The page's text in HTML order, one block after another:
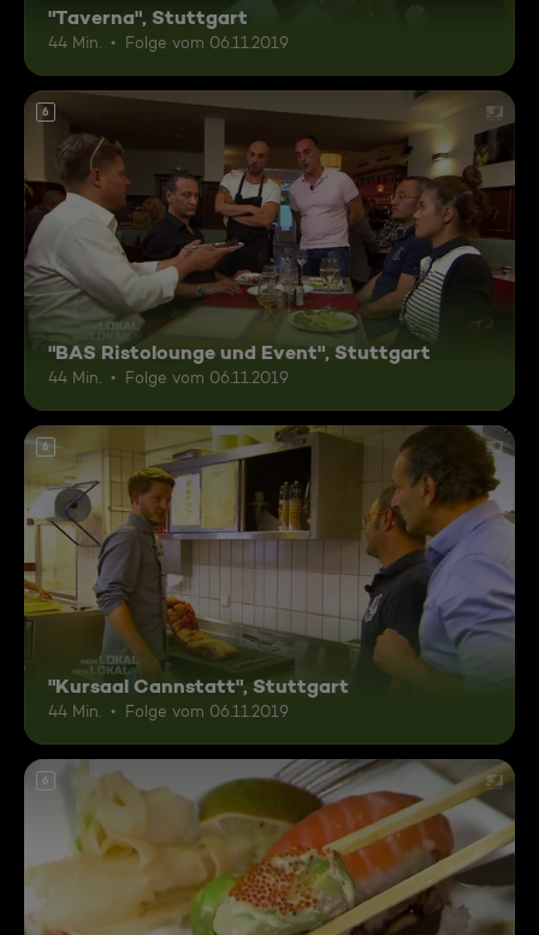
"Taverna", Stuttgart
44 Min. Folge vom 06.11.2019
6
"BAS Ristolounge und Event", Stuttgart
44 Min. Folge vom 06.11.2019
6
"Kursaal Cannstatt", Stuttgart
44 Min. Folge vom 06.11.2019
6